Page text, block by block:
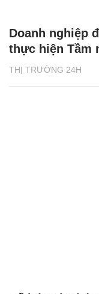
THỊ TRƯỜNG 24H
Doanh nghiệp
thực hiện Tầm